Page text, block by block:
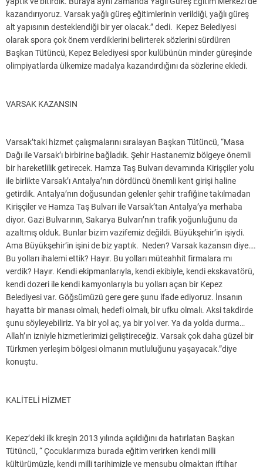
kazandırıyoruz. Varsak yağlı güreş eğitimlerinin verildiği, yağlı güreş
alt yapısının desteklendiği bir yer olacak.” dedi. Kepez Belediyesi
olarak spora çok önem verdiklerini belirterek sözlerini sürdüren
Başkan Tütüncü, Kepez Belediyesi spor kulübünün minder güreşinde
olimpiyatlarda ülkemize madalya kazandırdığını da sözlerine ekledi.
VARSAK KAZANSIN
Varsak’taki hizmet çalışmalarını sıralayan Başkan Tütüncü, “Masa
Dağı ile Varsak’ı birbirine bağladık. Şehir Hastanemiz bölgeye önemli
bir hareketlilik getirecek. Hamza Taş Bulvarı devamında Kirişçiler yolu
ile birlikte Varsak’ı Antalya’nın dördüncü önemli kent girişi haline
getirdik. Antalya’nın doğusundan gelenler şehir trafiğine takılmadan
Kirişçiler ve Hamza Taş Bulvarı ile Varsak’tan Antalya’ya merhaba
diyor. Gazi Bulvarının, Sakarya Bulvarı’nın trafik yoğunluğunu da
azaltmış olduk. Bunlar bizim vazifemiz değildi. Büyükşehir’in işiydi.
Ama Büyükşehir’in işini de biz yaptık. Neden? Varsak kazansın diye….
Bu yolları ihalemi ettik? Hayır. Bu yolları müteahhit firmalara mı
verdik? Hayır. Kendi ekipmanlarıyla, kendi ekibiyle, kendi ekskavatörü,
kendi dozeri ile kendi kamyonlarıyla bu yolları açan bir Kepez
Belediyesi var. Göğsümüzü gere gere şunu ifade ediyoruz. İnsanın
hayatta bir manası olmalı, hedefi olmalı, bir ufku olmalı. Aksi takdirde
şunu söyleyebiliriz. Ya bir yol aç, ya bir yol ver. Ya da yolda durma…
Allah’ın izniyle hizmetlerimizi geliştireceğiz. Varsak çok daha güzel bir
Türkmen yerleşim bölgesi olmanın mutluluğunu yaşayacak.”diye
konuştu.
KALİTELİ HİZMET
Kepez’deki ilk kreşin 2013 yılında açıldığını da hatırlatan Başkan
Tütüncü, “ Çocuklarımıza burada eğitim verirken kendi milli
kültürümüzle, kendi milli tarihimizle ve mensubu olmaktan iftihar